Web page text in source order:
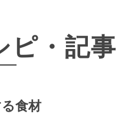
ピ・記事
食材